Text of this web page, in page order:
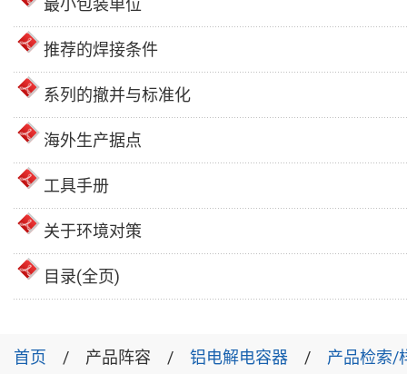
推荐的焊接条件
系列的撤并与标准化
海外生产据点
工具手册
关于环境对策
目录(全页)
首页 产品阵容 铝电解电容器 产品检索/